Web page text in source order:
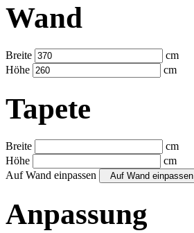
Wand
Breite
cm
Höhe
cm
Tapete
Breite
cm
Höhe
cm
Auf Wand einpassen
Auf Wand einpassen
Anpassung